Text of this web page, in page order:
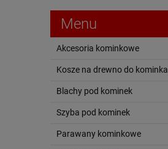
Menu
Akcesoria kominkowe
Kosze na drewno do kominka
Blachy pod kominek
Szyba pod kominek
Parawany kominkowe